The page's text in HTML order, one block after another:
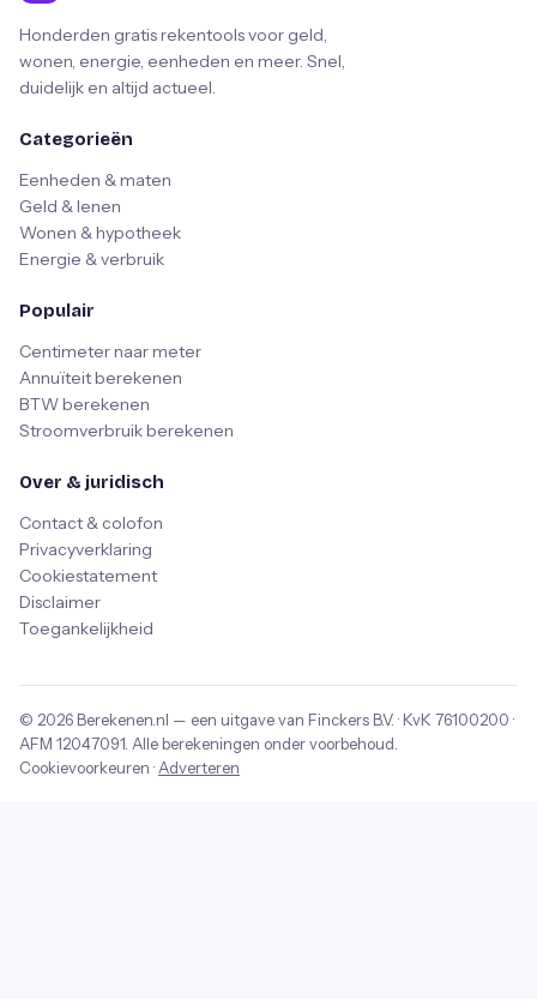
Honderden gratis rekentools voor geld,
wonen, energie, eenheden en meer. Snel,
duidelijk en altijd actueel.
Categorieën
Eenheden & maten
Geld & lenen
Wonen & hypotheek
Energie & verbruik
Populair
Centimeter naar meter
Annuïteit berekenen
BTW berekenen
Stroomverbruik berekenen
Over & juridisch
Contact & colofon
Privacyverklaring
Cookiestatement
Disclaimer
Toegankelijkheid
© 2026 Berekenen.nl — een uitgave van Finckers B.V. · KvK 76100200 ·
AFM 12047091 . Alle berekeningen onder voorbehoud.
Cookievoorkeuren · Adverteren